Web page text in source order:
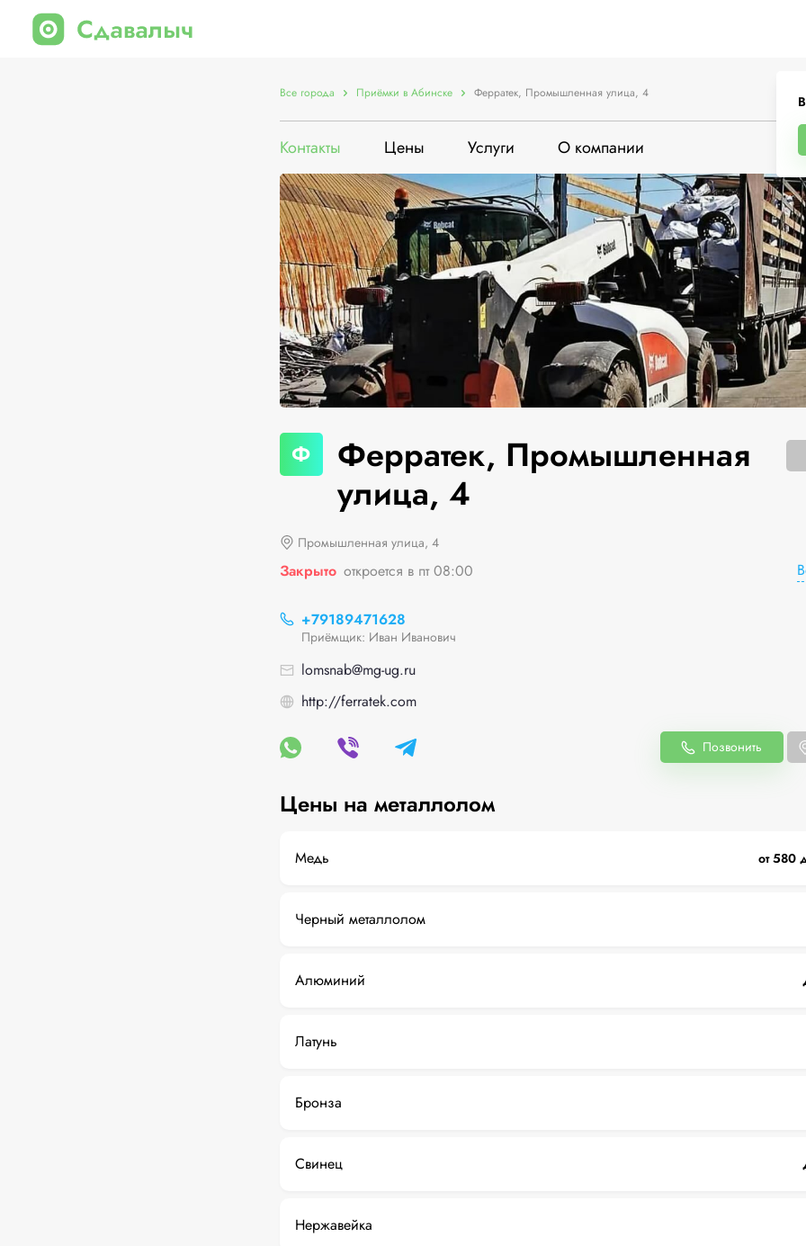
Все города Приёмки в Абинске Ферратек, Промышленная улица, 4
Контакты Цены Услуги О компании
Ф
Ферратек, Промышленная
улица, 4
Промышленная улица, 4
Закрыто откроется в пт 08:00
+79189471628
Приёмщик: Иван Иванович
lomsnab@mg-ug.ru
http://ferratek.com
Позвонить
Цены на металлолом
Медь от 580
Черный металлолом
Алюминий
Латунь
Бронза
Свинец
Нержавейка